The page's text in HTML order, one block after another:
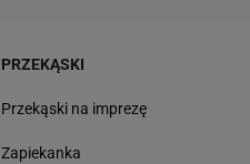
PRZEKĄSKI
Przekąski na imprezę
Zapiekanka